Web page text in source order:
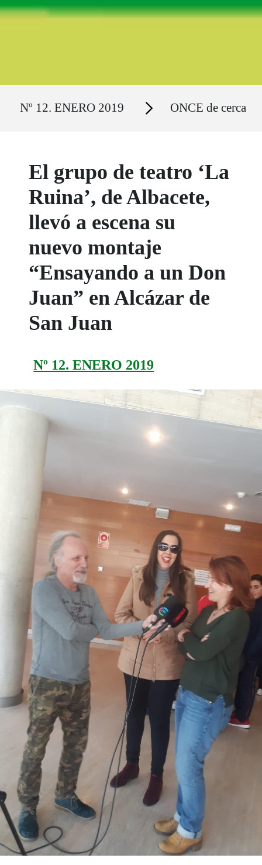
Nº 12. ENERO 2019 Secciones ONCE de cerca
El grupo de teatro ‘La
Ruina’, de Albacete,
llevó a escena su
nuevo montaje
“Ensayando a un Don
Juan” en Alcázar de
San Juan
Nº 12. ENERO 2019